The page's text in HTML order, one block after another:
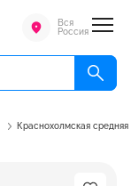
Вся
Россия
Краснохолмская